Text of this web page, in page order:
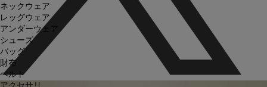
ネックウェア
レッグウェア
アンダーウェア
シューズ
バッグ
財布
ベルト